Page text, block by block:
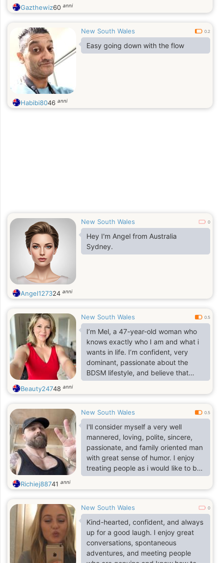
Gazthewiz60 anni
New South Wales 0.2
Easy going down with the flow
Habibi8046 anni
New South Wales 0
Hey I'm Angel from Australia
Sydney.
Angel127324 anni
New South Wales 0.5
I’m Mel, a 47-year-old woman who
knows exactly who I am and what i
wants in life. I’m confident, very
dominant, passionate about the
BDSM lifestyle, and believe that
trust, honesty, respect, and strong
communication are the foundation of
conversations, exciting experiences,
laughter, loyalty, and building a
meaningful bond with the right
person.
Beauty24748 anni
New South Wales 0.5
I'll consider myself a very well
mannered, loving, polite, sincere,
passionate, and family oriented man
with great sense of humor. I enjoy
treating people as i would like to be
treated, with love and respect.
Richiej88741 anni
New South Wales 0
Kind-hearted, confident, and always
up for a good laugh. I enjoy great
conversations, spontaneous
adventures, and meeting people